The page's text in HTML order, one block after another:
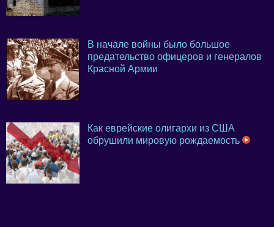
В начале войны было большое
предательство офицеров и генералов
Красной Армии
Как еврейские олигархи из США
обрушили мировую рождаемость